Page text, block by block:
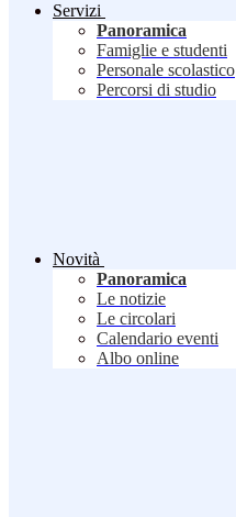
Servizi
Panoramica
Famiglie e studenti
Personale scolastico
Percorsi di studio
Novità
Panoramica
Le notizie
Le circolari
Calendario eventi
Albo online